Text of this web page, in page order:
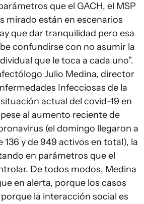
que el GACH, el MSP
mirado están en escenarios
que dar tranquilidad pero esa
confundirse con no asumir la
que le toca a cada uno”.
Julio Medina, director
Infecciosas de la
actual del covid-19 en
al aumento reciente de
(el domingo llegaron a
136 y de 949 activos en total), la
en parámetros que el
De todos modos, Medina
en alerta, porque los casos
la interacción social es